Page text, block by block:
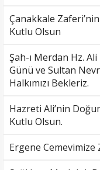
Çanakkale
Kutlu Olsun
Şah-ı Merdan Hz.
Günü ve Sultan
Halkımızı Bekleriz.
Hazreti Ali’nin
Kutlu Olsun.
Ergene Cemevimize